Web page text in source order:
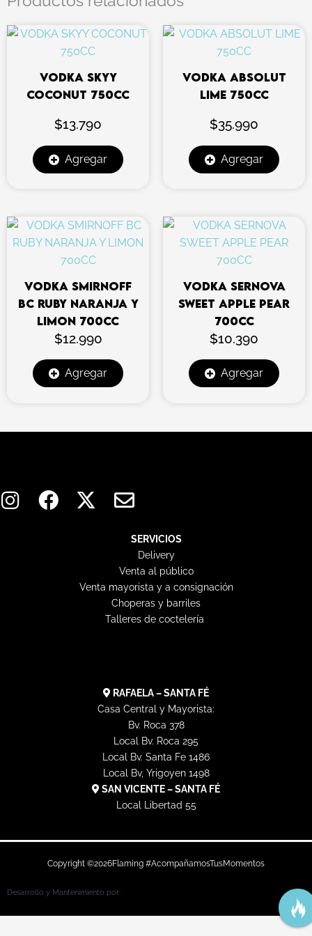
VODKA SKYY
COCONUT 750CC
$13.790
Agregar
VODKA ABSOLUT
LIME 750CC
$35.990
Agregar
VODKA SMIRNOFF
BC RUBY NARANJA Y
LIMON 700CC
$12.990
Agregar
VODKA SERNOVA
SWEET APPLE PEAR
700CC
$10.390
Agregar
n
a
-
t
n
e
l
o
p
e
SERVICIOS
Delivery
Venta al público
Venta mayorista y a consignación
Choperas y barriles
Talleres de coctelería
RAFAELA – SANTA FÉ
Casa Central y Mayorista:
Bv. Roca 378
Local Bv. Roca 295
Local Bv. Santa Fe 1486
Local Bv, Yrigoyen 1498
SAN VICENTE – SANTA FÉ
Local Libertad 55
Copyright ©2026Flaming #AcompañamosTusMomentos
Desarrollo y Mantenimiento por: